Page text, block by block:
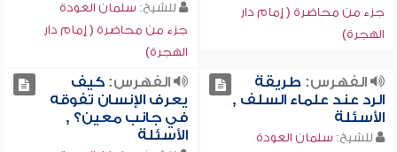
جزء من محاضرة ( إمام دار
الهجرة)
للشيخ: سلمان العودة
جزء من محاضرة ( إمام دار
الهجرة)
الفهرس: طريقة
الرد عند علماء السلف ,
الأسئلة
للشيخ: سلمان العودة
الفهرس:كيف
يعرف الإنسان تفوقه
في جانب معين؟ ,
الأسئلة